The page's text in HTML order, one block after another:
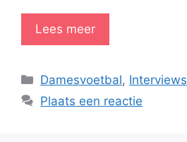
Lees meer
Categorieën
Damesvoetbal, Interviews
Plaats een reactie